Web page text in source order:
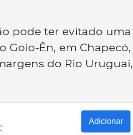
pode ter evitado uma
Goio-Ên, em Chapecó,
do Rio Uruguai,
Adicionar